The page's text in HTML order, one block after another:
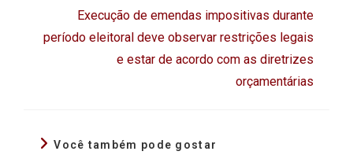
Execução de emendas impositivas durante
período eleitoral deve observar restrições legais
e estar de acordo com as diretrizes
orçamentárias
Você também pode gostar